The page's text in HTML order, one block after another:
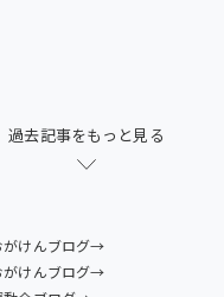
過去記事をもっと見る
がけんブログ→
がけんブログ→